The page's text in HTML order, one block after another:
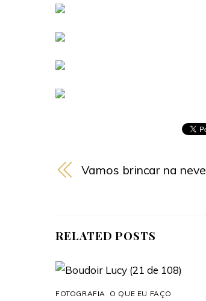
Vamos brincar na neve
RELATED POSTS
FOTOGRAFIA O QUE EU FAÇO